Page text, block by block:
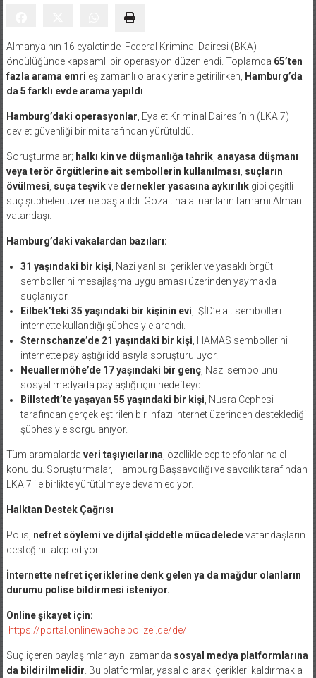
Almanya’nın 16 eyaletinde Federal Kriminal Dairesi (BKA)
öncülüğünde kapsamlı bir operasyon düzenlendi. Toplamda 65’ten
fazla arama emri eş zamanlı olarak yerine getirilirken,
Hamburg’da
da 5 farklı evde arama yapıldı
Hamburg’daki operasyonlar , Eyalet Kriminal Dairesi’nin (LKA 7)
devlet güvenliği birimi tarafından yürütüldü.
Soruşturmalar; halkı kin ve düşmanlığa tahrik, anayasa düşmanı
veya terör örgütlerine ait sembollerin kullanılması suçların
övülmesi suça teşvikve dernekler yasasına aykırılıkgibi çeşitli
suç şüpheleri üzerine başlatıldı. Gözaltına alınanların tamamı Alman
vatandaşı.
Hamburg’daki vakalardan bazıları:
31 yaşındaki bir kişi , Nazi yanlısı içerikler ve yasaklı örgüt
sembollerini mesajlaşma uygulaması üzerinden yaymakla
suçlanıyor.
Eilbek’teki 35 yaşındaki bir kişinin evi , IŞİD’e ait sembolleri
internette kullandığı şüphesiyle arandı.
Sternschanze’de 21 yaşındaki bir kişi , HAMAS sembollerini
internette paylaştığı iddiasıyla soruşturuluyor.
Neuallermöhe’de 17 yaşındaki bir genç, Nazi sembolünü
sosyal medyada paylaştığı için hedefteydi.
Billstedt’te yaşayan 55 yaşındaki bir kişi , Nusra Cephesi
tarafından gerçekleştirilen bir infazı internet üzerinden desteklediği
şüphesiyle sorgulanıyor.
Tüm aramalarda veri taşıyıcılarına , özellikle cep telefonlarına el
konuldu. Soruşturmalar, Hamburg Başsavcılığı ve savcılık tarafından
LKA 7 ile birlikte yürütülmeye devam ediyor.
Halktan Destek Çağrısı
Polis, nefret söylemi ve dijital şiddetle mücadeledevatandaşların
desteğini talep ediyor.
İnternette nefret içeriklerine denk gelen ya da mağdur olanların
durumu polise bildirmesi isteniyor.
Online şikayet için:
https://portal.onlinewache.polizei.de/de/
Suç içeren paylaşımlar aynı zamanda sosyal medya platformlarına
da bildirilmelidir . Bu platformlar, yasal olarak içerikleri kaldırmakla